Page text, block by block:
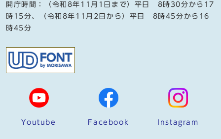
開庁時間：（令和8年11月1日まで）平日 8時30分から17
時15分、（令和8年11月2日から）平日 8時45分から16
時45分
Youtube Facebook Instagram